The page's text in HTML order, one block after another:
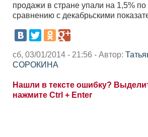
продажи в стране упали на 1,5% по
сравнению с декабрьскими
сб, 03/01/2014 - 21:56 - Автор:
СОРОКИНА
Нашли в тексте ошибку?
нажмите Ctrl + Enter